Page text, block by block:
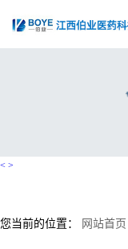
< >
您当前的位置： 网站首页